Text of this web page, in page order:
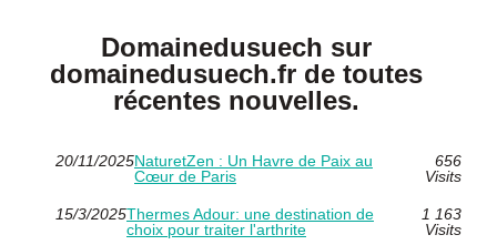
Domainedusuech sur
domainedusuech.fr de toutes
récentes nouvelles.
20/11/2025NaturetZen : Un Havre de Paix au
Cœur de Paris
656
Visits
15/3/2025Thermes Adour: une destination de
choix pour traiter l'arthrite
1 163
Visits